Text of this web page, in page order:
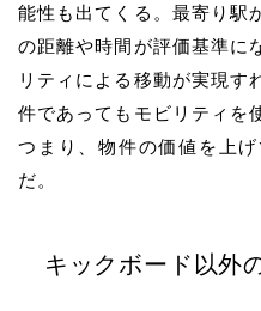
能性も出てくる。最寄り駅
の距離や時間が評価基準に
リティによる移動が実現す
件であってもモビリティを
つまり、物件の価値を上
だ。
キックボード以外